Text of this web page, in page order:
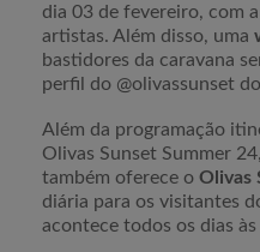
dia 03 de fevereiro, com
artistas. Além disso, uma
bastidores da caravana
perfil do @olivassunset
Além da programação
Olivas Sunset Summer
também oferece o Olivas
diária para os visitantes
acontece todos os dias